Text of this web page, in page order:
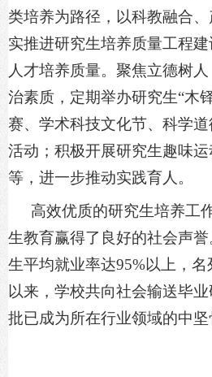
类培养为路径，以科教融合
实推进研究生培养质量工程
人才培养质量。聚焦立德树
治素质，定期举办研究生“木
赛、学术科技文化节、科学
活动；积极开展研究生趣味
等，进一步推动实践育人。
高效优质的研究生培养工
生教育赢得了良好的社会声
生平均就业率达95%以上，
以来，学校共向社会输送毕业
批已成为所在行业领域的中坚